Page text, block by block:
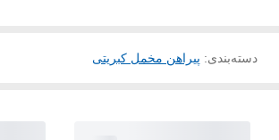
دسته‌بندی: پیراهن مخمل کبریتی